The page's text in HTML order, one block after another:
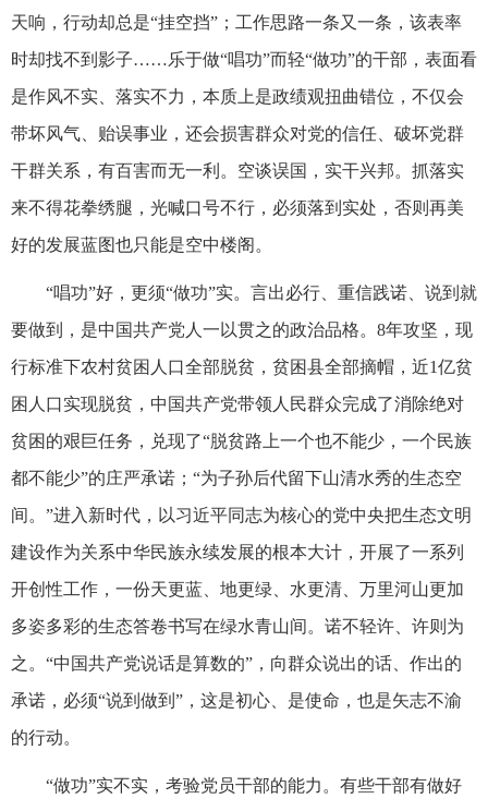
天响，行动却总是“挂空挡”；工作思路一条又一条，该表率
时却找不到影子……乐于做“唱功”而轻“做功”的干部，表面看
是作风不实、落实不力，本质上是政绩观扭曲错位，不仅会
带坏风气、贻误事业，还会损害群众对党的信任、破坏党群
干群关系，有百害而无一利。空谈误国，实干兴邦。抓落实
来不得花拳绣腿，光喊口号不行，必须落到实处，否则再美
好的发展蓝图也只能是空中楼阁。
“唱功”好，更须“做功”实。言出必行、重信践诺、说到就
要做到，是中国共产党人一以贯之的政治品格。8年攻坚，现
行标准下农村贫困人口全部脱贫，贫困县全部摘帽，近1亿贫
困人口实现脱贫，中国共产党带领人民群众完成了消除绝对
贫困的艰巨任务，兑现了“脱贫路上一个也不能少，一个民族
都不能少”的庄严承诺；“为子孙后代留下山清水秀的生态空
间。”进入新时代，以习近平同志为核心的党中央把生态文明
建设作为关系中华民族永续发展的根本大计，开展了一系列
开创性工作，一份天更蓝、地更绿、水更清、万里河山更加
多姿多彩的生态答卷书写在绿水青山间。诺不轻许、许则为
之。“中国共产党说话是算数的”，向群众说出的话、作出的
承诺，必须“说到做到”，这是初心、是使命，也是矢志不渝
的行动。
“做功”实不实，考验党员干部的能力。有些干部有做好